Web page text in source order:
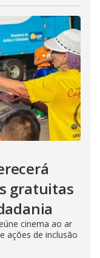
gratuitas
cinema ao ar
ações de inclusão